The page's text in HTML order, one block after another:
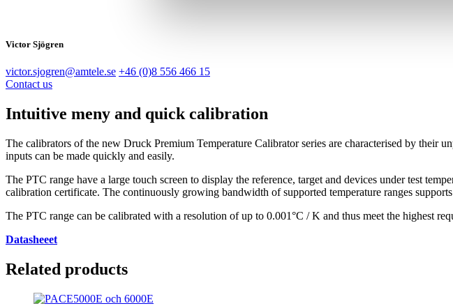
Victor Sjögren
victor.sjogren@amtele.se +46 (0)8 556 466 15
Contact us
Intuitive meny and quick calibration
The calibrators of the new Druck Premium Temperature Calibrator series are characterised by their
inputs can be made quickly and easily.
The PTC range have a large touch screen to display the reference, target and devices under test
calibration certificate. The continuously growing bandwidth of supported temperature ranges
The PTC range can be calibrated with a resolution of up to 0.001°C / K and thus meet the highest
Datasheeet
Related products